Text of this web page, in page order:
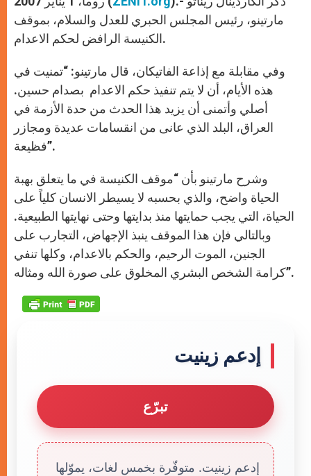
p e
r
k
مارتينو، رئيس المجلس الحبري للعدل والسلام، بموقف
الكنيسة الرافض لحكم الاعدام.
وفي مقابلة مع إذاعة الفاتيكان، قال مارتينو: “تمنيت في
هذه الأيام، أن لا يتم تنفيذ حكم الاعدام بصدام حسين.
أصلي وأتمنى أن يزيد هذا الحدث من حدة الأزمة في
العراق، البلد الذي عانى من انقسامات عديدة ومجازر
فظيعة”.
وشرح مارتينو بأن “موقف الكنيسة في ما يتعلق بهبة
الحياة واضح، والذي بحسبه لا يسيطر الانسان كلياً على
الحياة، التي يجب حمايتها منذ بدايتها وحتى نهايتها الطبيعية.
وبالتالي فإن هذا الموقف ينبذ الإجهاض، التجارب على
الجنين، الموت الرحيم، والحكم بالاعدام، وكلها تنفي
كرامة الشخص البشري المخلوق على صورة الله ومثاله”.
إدعم زينيت
تبرّع
إدعم زينيت. متوفّرة بخمس لغات، يموّلها